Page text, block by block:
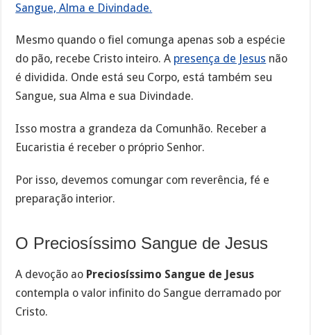
Sangue, Alma e Divindade.
Mesmo quando o fiel comunga apenas sob a espécie
do pão, recebe Cristo inteiro. A presença de Jesus não
é dividida. Onde está seu Corpo, está também seu
Sangue, sua Alma e sua Divindade.
Isso mostra a grandeza da Comunhão. Receber a
Eucaristia é receber o próprio Senhor.
Por isso, devemos comungar com reverência, fé e
preparação interior.
O Preciosíssimo Sangue de Jesus
A devoção ao Preciosíssimo Sangue de Jesus
contempla o valor infinito do Sangue derramado por
Cristo.